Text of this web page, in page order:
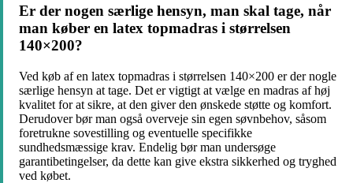
Er der nogen særlige hensyn, man skal tage, når
man køber en latex topmadras i størrelsen
140×200?
Ved køb af en latex topmadras i størrelsen 140×200 er der nogle
særlige hensyn at tage. Det er vigtigt at vælge en madras af høj
kvalitet for at sikre, at den giver den ønskede støtte og komfort.
Derudover bør man også overveje sin egen søvnbehov, såsom
foretrukne sovestilling og eventuelle specifikke
sundhedsmæssige krav. Endelig bør man undersøge
garantibetingelser, da dette kan give ekstra sikkerhed og tryghed
ved købet.